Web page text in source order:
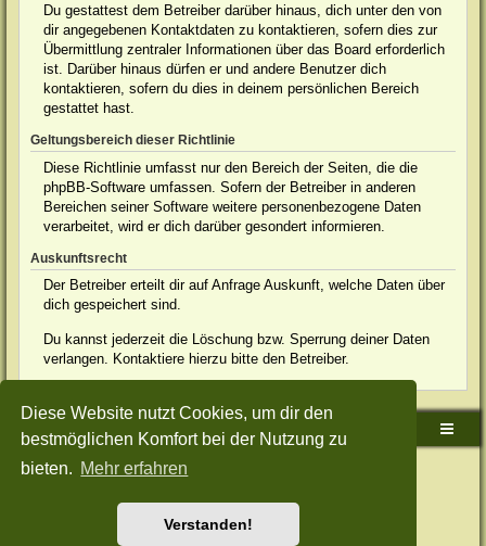
Diese Website nutzt Cookies, um dir den
bestmöglichen Komfort bei der Nutzung zu
bieten. Mehr erfahren
Verstanden!
Du gestattest dem Betreiber darüber hinaus, dich unter den von
dir angegebenen Kontaktdaten zu kontaktieren, sofern dies zur
Übermittlung zentraler Informationen über das Board erforderlich
ist. Darüber hinaus dürfen er und andere Benutzer dich
kontaktieren, sofern du dies in deinem persönlichen Bereich
gestattet hast.
Geltungsbereich dieser Richtlinie
Diese Richtlinie umfasst nur den Bereich der Seiten, die die
phpBB-Software umfassen. Sofern der Betreiber in anderen
Bereichen seiner Software weitere personenbezogene Daten
verarbeitet, wird er dich darüber gesondert informieren.
Auskunftsrecht
Der Betreiber erteilt dir auf Anfrage Auskunft, welche Daten über
dich gespeichert sind.
Du kannst jederzeit die Löschung bzw. Sperrung deiner Daten
verlangen. Kontaktiere hierzu bitte den Betreiber.
Sudden-Strike-Maps.de Hauptseite Foren-Übersicht
Powered byphpBB® Forum Software © phpBB Limited
Style: Green-Style-Split by Joyce&LunaphpBB-Style-Design
Nutzungsbedingungen